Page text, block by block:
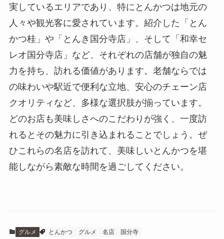
実しているエリアであり、特にとんかつは地元の
人々や観光客に愛されています。紹介した「とん
かつ桂」や「とんき国分寺店」、そして「和幸セ
レオ国分寺店」など、それぞれの店舗が独自の魅
力を持ち、訪れる価値があります。老舗ならでは
の味わいや駅近で便利な立地、安心のチェーン店
クオリティなど、多様な選択肢が揃っています。
どのお店も美味しさへのこだわりが強く、一度訪
れるとその魅力に引き込まれることでしょう。ぜ
ひこれらの名店を訪れて、美味しいとんかつを堪
能しながら素敵な時間を過ごしてください。
グルメ とんかつ グルメ 名店 国分寺